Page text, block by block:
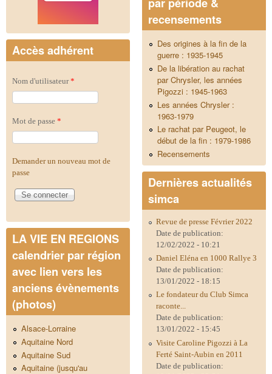
Accès adhérent
Nom d'utilisateur*
Mot de passe *
Demander un nouveau mot de
passe
LA VIE EN REGIONS
calendrier par région
avec lien vers les
anciens évènements
(photos)
Alsace-Lorraine
Aquitaine Nord
Aquitaine Sud
Aquitaine (jusqu'au
recensements
Des origines à la fin de la
guerre : 1935-1945
De la libération au rachat
par Chrysler, les années
Pigozzi : 1945-1963
Les années Chrysler :
1963-1979
Le rachat par Peugeot, le
début de la fin : 1979-1986
Recensements
Dernières actualités
simca
Revue de presse Février 2022
Date de publication:
12/02/2022 - 10:21
Daniel Eléna en 1000 Rallye 3
Date de publication:
13/01/2022 - 18:15
Le fondateur du Club Simca
raconte...
Date de publication:
13/01/2022 - 15:45
Visite Caroline Pigozzi à La
Ferté Saint-Aubin en 2011
Date de publication: